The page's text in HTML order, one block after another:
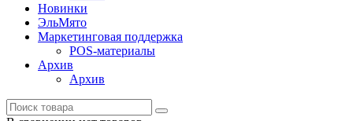
Новинки
ЭльМято
Маркетинговая поддержка
POS-материалы
Архив
Архив